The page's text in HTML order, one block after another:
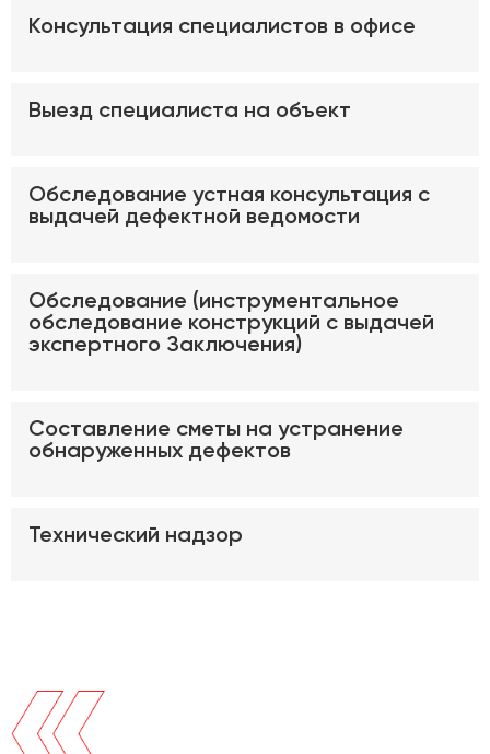
Консультация специалистов в офисе
Выезд специалиста на объект
Обследование устная консультация с
выдачей дефектной ведомости
Обследование (инструментальное
обследование конструкций с выдачей
экспертного Заключения)
Составление сметы на устранение
обнаруженных дефектов
Технический надзор